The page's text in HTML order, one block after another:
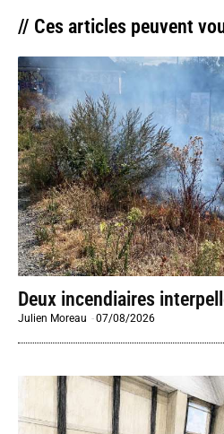
// Ces articles peuvent
Deux incendiaires
Julien Moreau -07/08/2026